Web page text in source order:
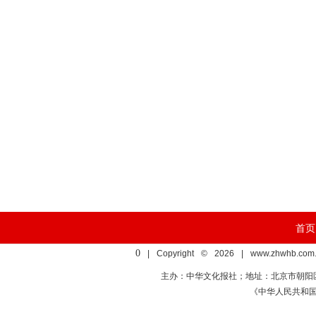
首页
0| Copyright © 2026 |
主办：中华文化报社；地址：北京市朝
《中华人民共